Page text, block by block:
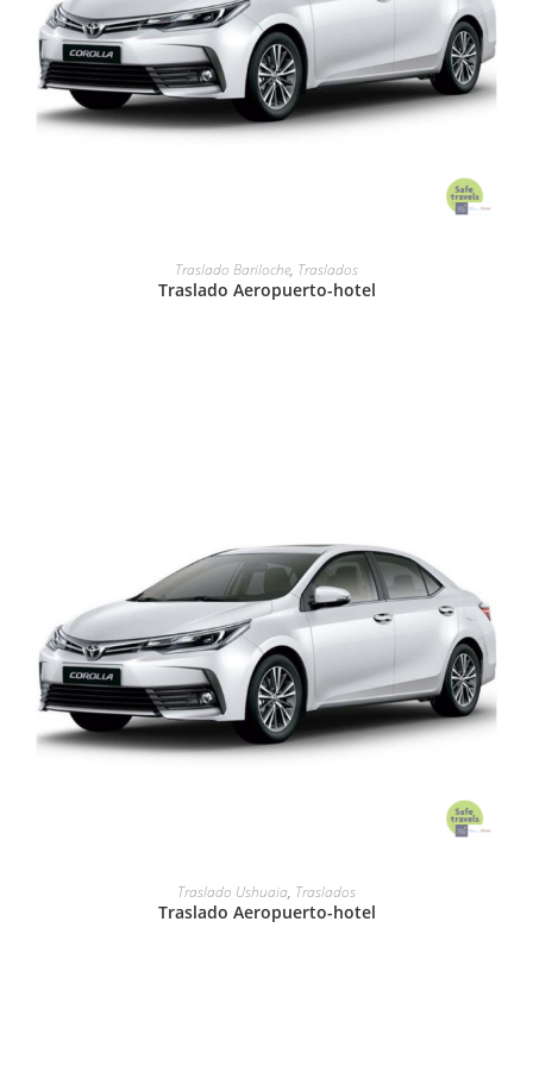
LEER MÁS
Traslado Bariloche, Traslados
Traslado Aeropuerto-hotel
LEER MÁS
Traslado Ushuaia, Traslados
Traslado Aeropuerto-hotel